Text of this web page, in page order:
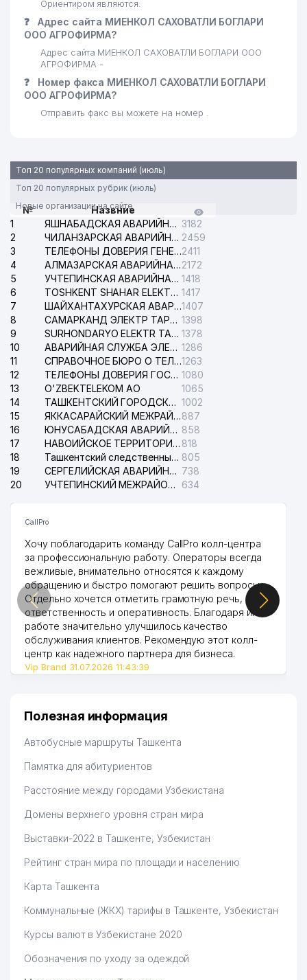
Ориентиром являются:
❓
Адрес сайта МИЕНКОЛ САХОВАТЛИ БОГЛАРИ
ООО АГРОФИРМА?
Адрес сайта МИЕНКОЛ САХОВАТЛИ БОГЛАРИ ООО
АГРОФИРМА -
❓
Номер факса МИЕНКОЛ САХОВАТЛИ БОГЛАРИ
ООО АГРОФИРМА?
Отправить факс вы можете на номер .
Топ 20 популярных компаний (июль)
Топ 20 популярных рубрик (июль)
Новые организации на сайте
№
Назвние
1
ЯШНАБАДСКАЯ АВАРИЙНАЯ СЛУЖБА ЭЛЕКТРОСЕТИ 3182
2
ЧИЛАНЗАРСКАЯ АВАРИЙНАЯ СЛУЖБА ЭЛЕКТРОСЕТИ 2459
3
ТЕЛЕФОНЫ ДОВЕРИЯ ГЕНЕРАЛЬНОЙ ПРОКУРАТУРЫ РЕСПУБЛИКИ УЗБЕКИСТАН2411
4
АЛМАЗАРСКАЯ АВАРИЙНАЯ СЛУЖБА ЭЛЕКТРОСЕТИ2172
5
УЧТЕПИНСКАЯ АВАРИЙНАЯ СЛУЖБА ЭЛЕКТРОСЕТИ 1418
6
TOSHKENT SHAHAR ELEKTR TARMOQLARI KORXONASI АО 1417
7
ШАЙХАНТАХУРСКАЯ АВАРИЙНАЯ СЛУЖБА ЭЛЕКТРОСЕТИ1407
8
САМАРКАНД ЭЛЕКТР ТАРМОКЛАРИ АО 1398
9
SURHONDARYO ELEKTR TARMOKLARI АО 1378
10
АВАРИЙНАЯ СЛУЖБА ЭЛЕКТРОСЕТИ ТАШКЕНТСКОГО РАЙОНА 1286
11
СПРАВОЧНОЕ БЮРО О ТЕЛЕФОНАХ ОРГАНИЗАЦИЙ г. ТАШКЕНТА1263
12
ТЕЛЕФОНЫ ДОВЕРИЯ ГОСУДАРСТВЕННОГО ЦЕНТРА ТЕСТИРОВАНИЯ 1080
13
O'ZBEKTELEKOM АО
1065
14
ТАШКЕНТСКИЙ ГОРОДСКОЙ СУД ПО ГРАЖДАНСКИМ ДЕЛАМ 1002
15
ЯККАСАРАЙСКИЙ МЕЖРАЙОННЫЙ СУД ПО ГРАЖДАНСКИМ ДЕЛАМ887
16
ЮНУСАБАДСКАЯ АВАРИЙНАЯ СЛУЖБА ЭЛЕКТРОСЕТИ 858
17
НАВОИЙСКОЕ ТЕРРИТОРИАЛЬНОЕ ПРЕДПРИЯТИЕ ЭЛЕКТРОСЕТИ АО 818
18
Ташкентский следственный изолятор 805
19
СЕРГЕЛИЙСКАЯ АВАРИЙНАЯ СЛУЖБА ЭЛЕКТРОСЕТИ 738
20
УЧТЕПИНСКИЙ МЕЖРАЙОННЫЙ СУД ПО ГРАЖДАНСКИМ ДЕЛАМ 634
CallPro
Хочу поблагодарить команду CallPro колл-центра
за профессиональную работу. Операторы всегда
вежливые, внимательно относятся к каждому
обращению и быстро помогают решить вопросы.
Отдельно хочется отметить грамотную речь,
ответственность и оперативность. Благодаря их
работе значительно улучшилось качество
обслуживания клиентов. Рекомендую этот колл-
центр как надежного партнера для бизнеса.
Vip Brand 31.07.2026 11:43:39
Полезная информация
Автобусные маршруты Ташкента
Памятка для абитуриентов
Расстояние между городами Узбекистана
Домены верхнего уровня стран мира
Выставки-2022 в Ташкенте, Узбекистан
Рейтинг стран мира по площади и населению
Карта Ташкента
Коммунальные (ЖКХ) тарифы в Ташкенте, Узбекистан
Курсы валют в Узбекистане 2020
Обозначения по уходу за одеждой